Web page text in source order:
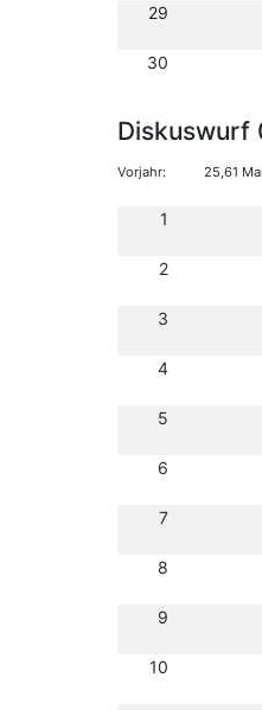
29
30
Diskuswurf
Vorjahr: 25,61
1
2
3
4
5
6
7
8
9
10